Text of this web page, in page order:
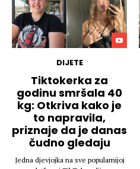
DIJETE
Tiktokerka za
godinu smršala 40
kg: Otkriva kako je
to napravila,
priznaje da je danas
čudno gledaju
Jedna djevjojka na sve popularnijoj